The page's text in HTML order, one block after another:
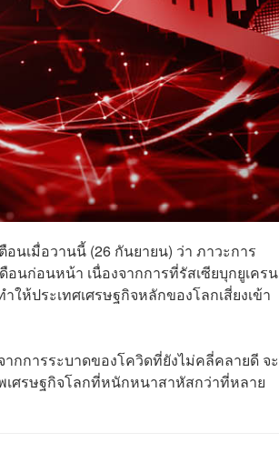
นเมื่อวานนี้ (26 กันยายน) ว่า ภาวะการ
นก่อนหน้า เนื่องจากการที่รัสเซียบุกยูเครน
ห้ประเทศเศรษฐกิจหลักของโลกเสี่ยงเข้า
กการระบาดของโควิดที่ยังไม่คลี่คลายดี จะ
เศรษฐกิจโลกที่หนักหนาสาหัสกว่าที่หลาย